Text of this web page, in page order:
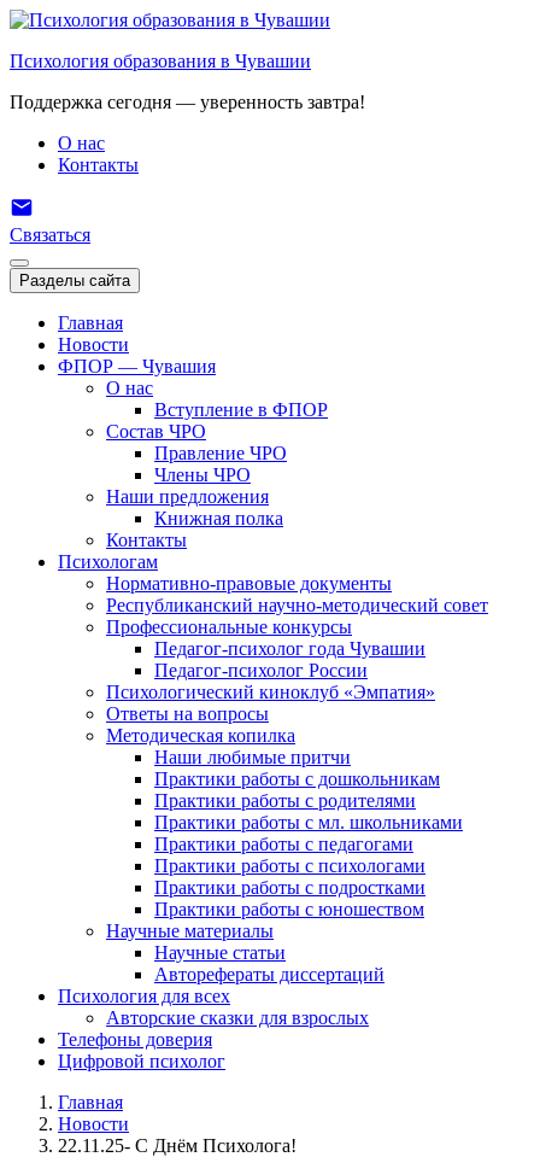
Перейти
содержимому
Психология образования в Чувашии
Поддержка сегодня — уверенность завтра!
О нас
Контакты
Связаться
Разделы сайта
Главная
Новости
ФПОР — Чувашия
О нас
Вступление в ФПОР
Состав ЧРО
Правление ЧРО
Члены ЧРО
Наши предложения
Книжная полка
Контакты
Психологам
Нормативно-правовые документы
Республиканский научно-методический совет
Профессиональные конкурсы
Педагог-психолог года Чувашии
Педагог-психолог России
Психологический киноклуб «Эмпатия»
Ответы на вопросы
Методическая копилка
Наши любимые притчи
Практики работы с дошкольникам
Практики работы с родителями
Практики работы с мл. школьниками
Практики работы с педагогами
Практики работы с психологами
Практики работы с подростками
Практики работы с юношеством
Научные материалы
Научные статьи
Авторефераты диссертаций
Психология для всех
Авторские сказки для взрослых
Телефоны доверия
Цифровой психолог
Главная
Новости
22.11.25- С Днём Психолога!